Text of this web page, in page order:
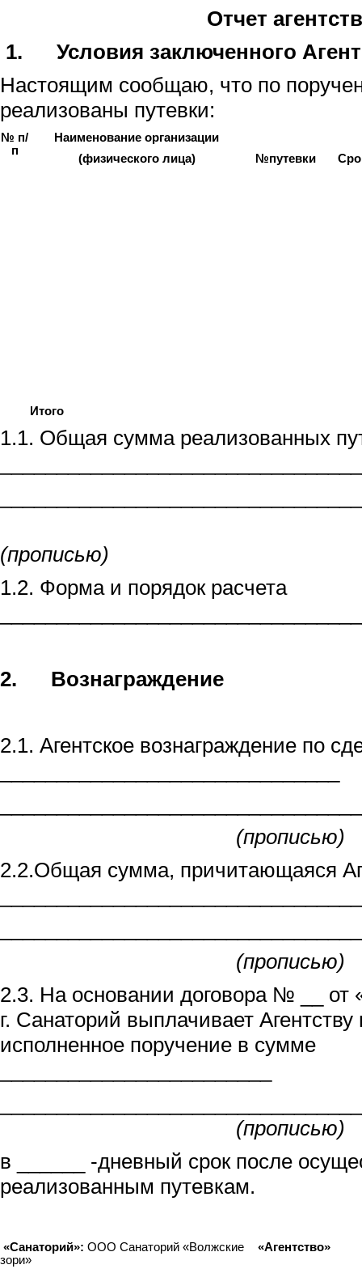
Отчет
1. Условия заключенного
Настоящим сообщаю, что по
реализованы путевки:
№ п/
п
Наименование организации
(физического лица)
№путевки
Итого
1.1. Общая сумма реализованных
(прописью)
1.2. Форма и порядок расчета
2. Вознаграждение
2.1. Агентское вознаграждение по
(прописью)
2.2.Общая сумма, причитающаяся
(прописью)
2.3. На основании договора № __ от
г. Санаторий выплачивает
исполненное поручение в сумме
(прописью)
в ______ -дневный срок после
реализованным путевкам.
«Санаторий»: ООО Санаторий «Волжские
зори»
«Агентство»